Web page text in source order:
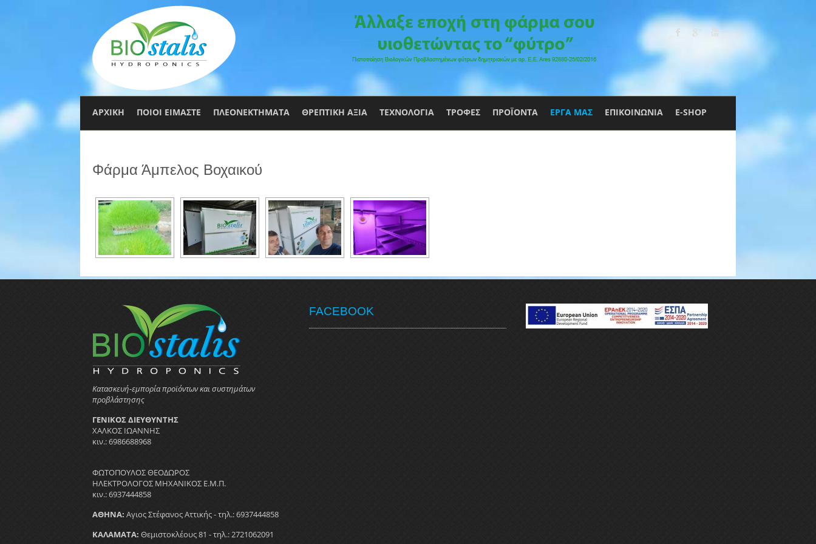
ΑΡΧΙΚΗ ΠΟΙΟΙ ΕΙΜΑΣΤΕ ΠΛΕΟΝΕΚΤΗΜΑΤΑ ΘΡΕΠΤΙΚΗ ΑΞΙΑ ΤΕΧΝΟΛΟΓΙΑ ΤΡΟΦΕΣ ΠΡΟΪΟΝΤΑ ΕΡΓΑ ΜΑΣ ΕΠΙΚΟΙΝΩΝΙΑ E-SHOP
Φάρμα Άμπελος Βοχαικού
Κατασκευή-εμπορία προϊόντων και συστημάτων
προβλάστησης
ΓΕΝΙΚΟΣ ΔΙΕΥΘΥΝΤΗΣ
ΧΑΛΚΟΣ ΙΩΑΝΝΗΣ
κιν.: 6986688968
ΦΩΤΟΠΟΥΛΟΣ ΘΕΟΔΩΡΟΣ
ΗΛΕΚΤΡΟΛΟΓΟΣ ΜΗΧΑΝΙΚΟΣ Ε.Μ.Π.
κιν.: 6937444858
ΑΘΗΝΑ: Αγιος Στέφανος Αττικής - τηλ.: 6937444858
ΚΑΛΑΜΑΤΑ: Θεμιστοκλέους 81 - τηλ.: 2721062091
FACEBOOK